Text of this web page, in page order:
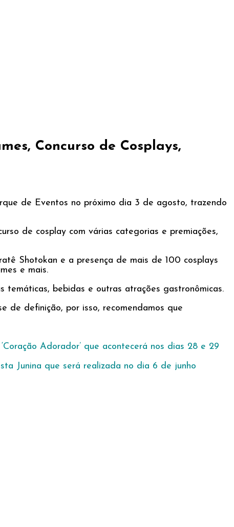
Concurso de Cosplays,
de Eventos no próximo dia 3 de agosto, trazendo
de cosplay com várias categorias e premiações,
Shotokan e a presença de mais de 100 cosplays
e mais.
bebidas e outras atrações gastronômicas.
definição, por isso, recomendamos que
Adorador’ que acontecerá nos dias 28 e 29
Junina que será realizada no dia 6 de junho